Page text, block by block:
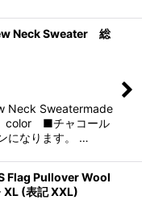
Neck Sweater 総
Neck Sweatermade
■チャコール
になります。 …
Flag Pullover Wool
(表記 XXL)